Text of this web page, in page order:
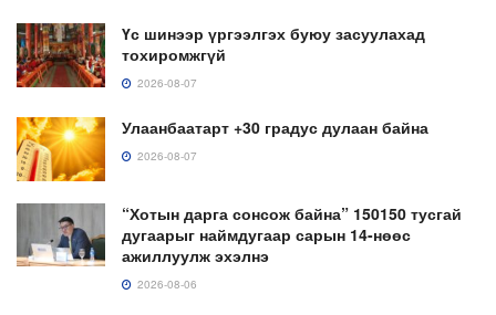
Үс шинээр үргээлгэх буюу засуулахад
тохиромжгүй
2026-08-07
Улаанбаатарт +30 градус дулаан байна
2026-08-07
“Хотын дарга сонсож байна” 150150 тусгай
дугаарыг наймдугаар сарын 14-нөөс
ажиллуулж эхэлнэ
2026-08-06